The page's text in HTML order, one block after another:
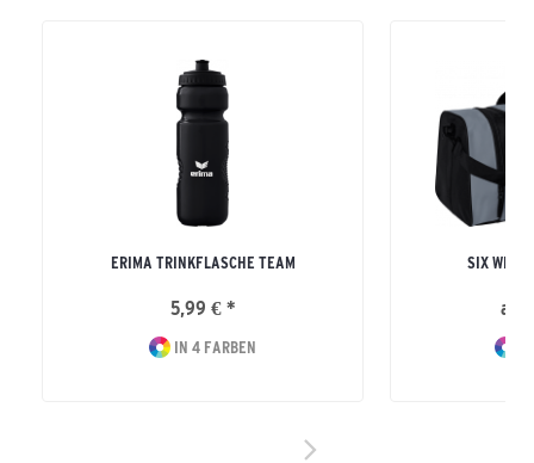
ERIMA TRINKFLASCHE TEAM
5,99 € *
IN 4 FARBEN
SIX
ab